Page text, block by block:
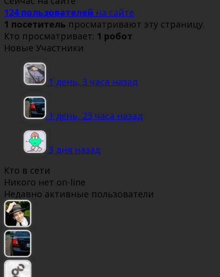
124 пользователей на сайте
1 посетитель просматривают эту страницу.
Кто просматривает: 1 робот
Новые Участники
1 день, 3 часа назад
1 день, 23 часа назад
3 дня назад
Кто в сети
Никого нет on-line
Недавно активные пользователи